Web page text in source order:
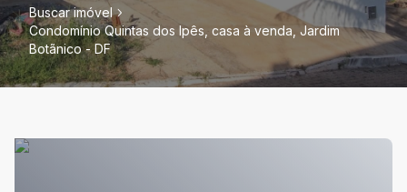
Buscar imóvel
Condomínio Quintas dos Ipês, casa à venda, Jardim
Botãnico - DF